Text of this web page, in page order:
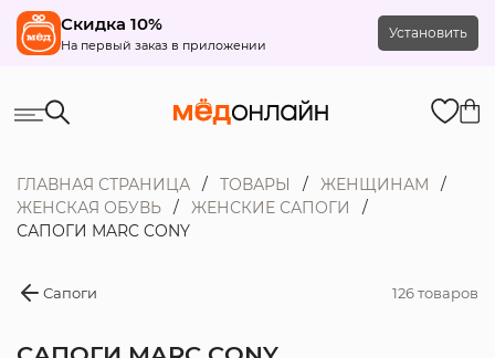
Скидка 10%
На первый заказ в приложении
Установить
ГЛАВНАЯ СТРАНИЦА ТОВАРЫ
ЖЕНЩИНАМ
ЖЕНСКАЯ ОБУВЬ
ЖЕНСКИЕ САПОГИ
САПОГИ MARC CONY
Сапоги 126 товаров